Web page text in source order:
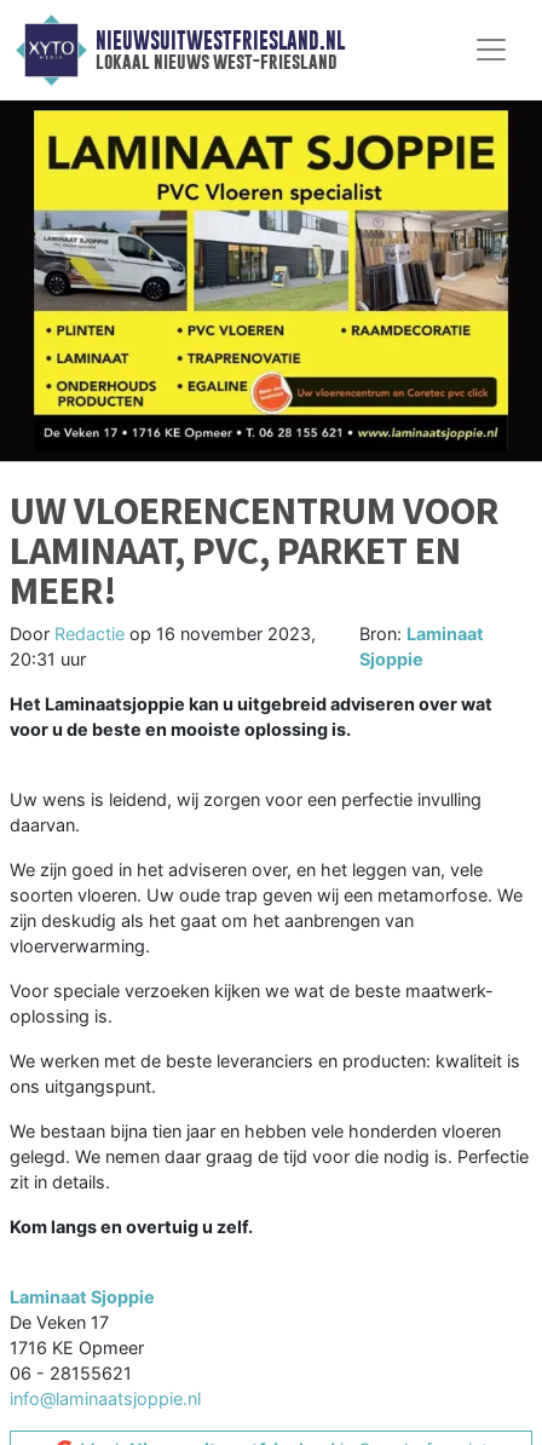
NIEUWSUITWESTFRIESLAND.NL
lokaal nieuws west-friesland
UW VLOERENCENTRUM VOOR
LAMINAAT, PVC, PARKET EN
MEER!
Door Redactie op 16 november 2023,
20:31 uur
Bron: Laminaat
Sjoppie
Het Laminaatsjoppie kan u uitgebreid adviseren over wat
voor u de beste en mooiste oplossing is.
Uw wens is leidend, wij zorgen voor een perfectie invulling
daarvan.
We zijn goed in het adviseren over, en het leggen van, vele
soorten vloeren. Uw oude trap geven wij een metamorfose. We
zijn deskudig als het gaat om het aanbrengen van
vloerverwarming.
Voor speciale verzoeken kijken we wat de beste maatwerk-
oplossing is.
We werken met de beste leveranciers en producten: kwaliteit is
ons uitgangspunt.
We bestaan bijna tien jaar en hebben vele honderden vloeren
gelegd. We nemen daar graag de tijd voor die nodig is. Perfectie
zit in details.
Kom langs en overtuig u zelf.
Laminaat Sjoppie
De Veken 17
1716 KE Opmeer
06 - 28155621
info@laminaatsjoppie.nl